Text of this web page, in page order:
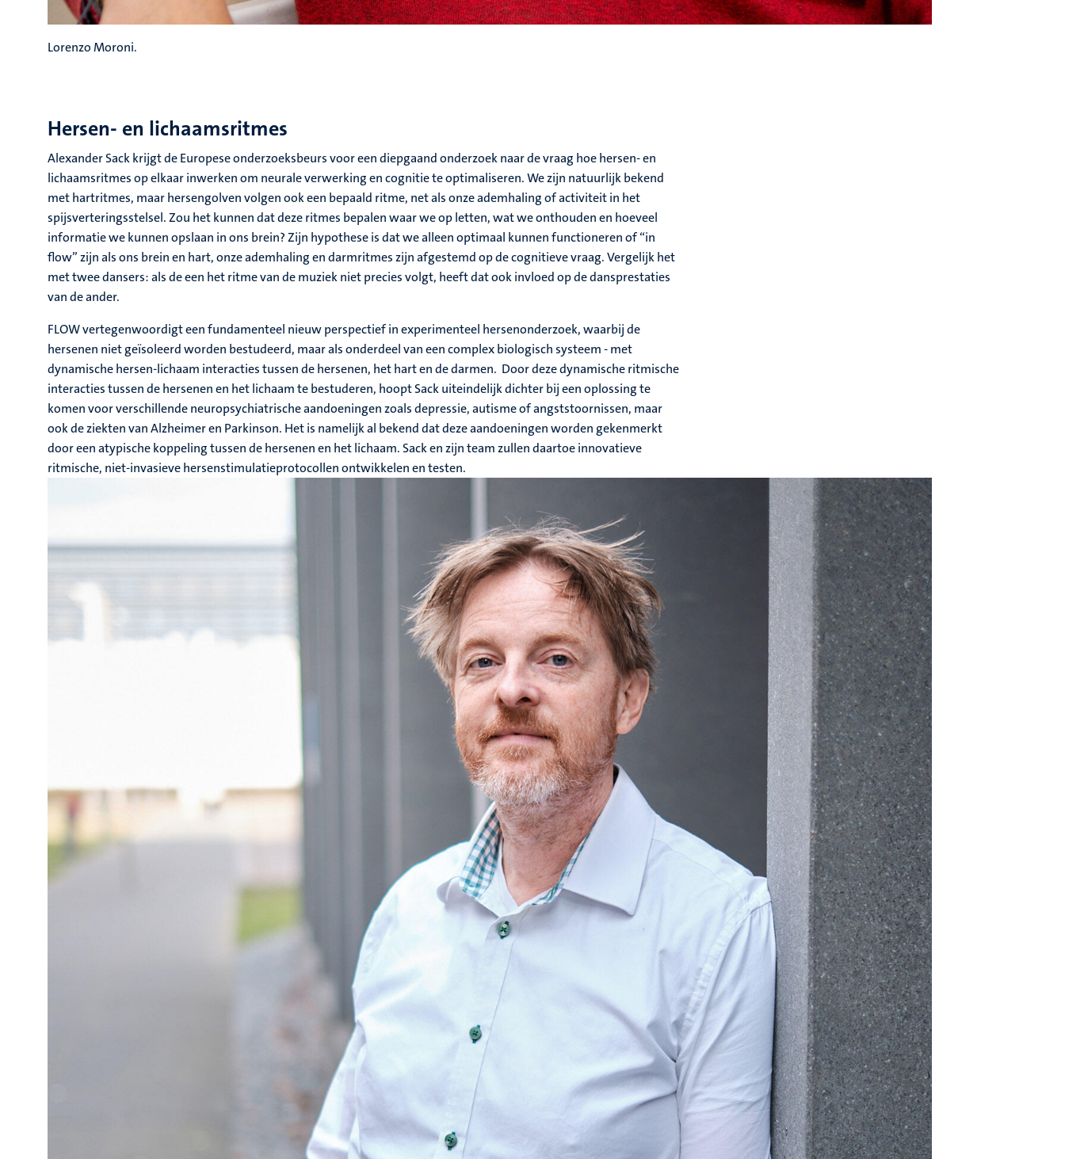
Lorenzo Moroni.
Hersen- en lichaamsritmes
Alexander Sack krijgt de Europese onderzoeksbeurs voor een diepgaand onderzoek naar de vraag hoe hersen- en
lichaamsritmes op elkaar inwerken om neurale verwerking en cognitie te optimaliseren. We zijn natuurlijk bekend
met hartritmes, maar hersengolven volgen ook een bepaald ritme, net als onze ademhaling of activiteit in het
spijsverteringsstelsel. Zou het kunnen dat deze ritmes bepalen waar we op letten, wat we onthouden en hoeveel
informatie we kunnen opslaan in ons brein? Zijn hypothese is dat we alleen optimaal kunnen functioneren of “in
flow” zijn als ons brein en hart, onze ademhaling en darmritmes zijn afgestemd op de cognitieve vraag. Vergelijk het
met twee dansers: als de een het ritme van de muziek niet precies volgt, heeft dat ook invloed op de dansprestaties
van de ander.
FLOW vertegenwoordigt een fundamenteel nieuw perspectief in experimenteel hersenonderzoek, waarbij de
hersenen niet geïsoleerd worden bestudeerd, maar als onderdeel van een complex biologisch systeem - met
dynamische hersen-lichaam interacties tussen de hersenen, het hart en de darmen. Door deze dynamische ritmische
interacties tussen de hersenen en het lichaam te bestuderen, hoopt Sack uiteindelijk dichter bij een oplossing te
komen voor verschillende neuropsychiatrische aandoeningen zoals depressie, autisme of angststoornissen, maar
ook de ziekten van Alzheimer en Parkinson. Het is namelijk al bekend dat deze aandoeningen worden gekenmerkt
door een atypische koppeling tussen de hersenen en het lichaam. Sack en zijn team zullen daartoe innovatieve
ritmische, niet-invasieve hersenstimulatieprotocollen ontwikkelen en testen.